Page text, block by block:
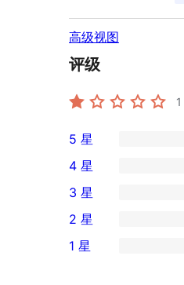
高级视图
评级
1
0
条
5
星
评
5 星
条
4
星
4 星
0
条
3
3 星
条
2 星
1 星